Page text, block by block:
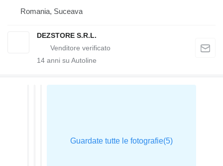
Romania, Suceava
DEZSTORE S.R.L.
14 anni su Autoline